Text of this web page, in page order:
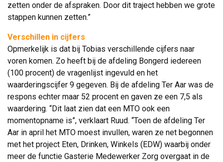
zetten onder de afspraken. Door dit traject hebben we grote
stappen kunnen zetten.”
Verschillen in cijfers
Opmerkelijk is dat bij Tobias verschillende cijfers naar
voren komen. Zo heeft bij de afdeling Bongerd iedereen
(100 procent) de vragenlijst ingevuld en het
waarderingscijfer 9 gegeven. Bij de afdeling Ter Aar was de
respons echter maar 52 procent en gaven ze een 7,5 als
waardering. “Dit laat zien dat een MTO ook een
momentopname is”, verklaart Ruud. “Toen de afdeling Ter
Aar in april het MTO moest invullen, waren ze net begonnen
met het project Eten, Drinken, Winkels (EDW) waarbij onder
meer de functie Gasterie Medewerker Zorg overgaat in de